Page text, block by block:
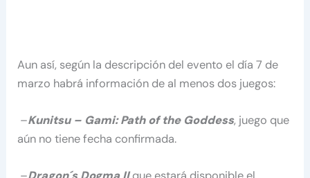
Aun así, según la descripción del evento el día 7 de
marzo habrá información de al menos dos juegos:
–Kunitsu – Gami: Path of the Goddess, juego que
aún no tiene fecha confirmada.